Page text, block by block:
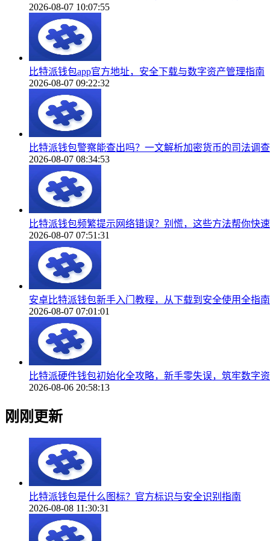
2026-08-07 10:07:55
比特派钱包app官方地址，安全下载与数字资产管理指南
2026-08-07 09:22:32
比特派钱包警察能查出吗？一文解析加密货币的司法调
2026-08-07 08:34:53
比特派钱包频繁提示网络错误？别慌，这些方法帮你快
2026-08-07 07:51:31
安卓比特派钱包新手入门教程，从下载到安全使用全指南
2026-08-07 07:01:01
比特派硬件钱包初始化全攻略，新手零失误，筑牢数字
2026-08-06 20:58:13
刚刚更新
比特派钱包是什么图标？官方标识与安全识别指南
2026-08-08 11:30:31